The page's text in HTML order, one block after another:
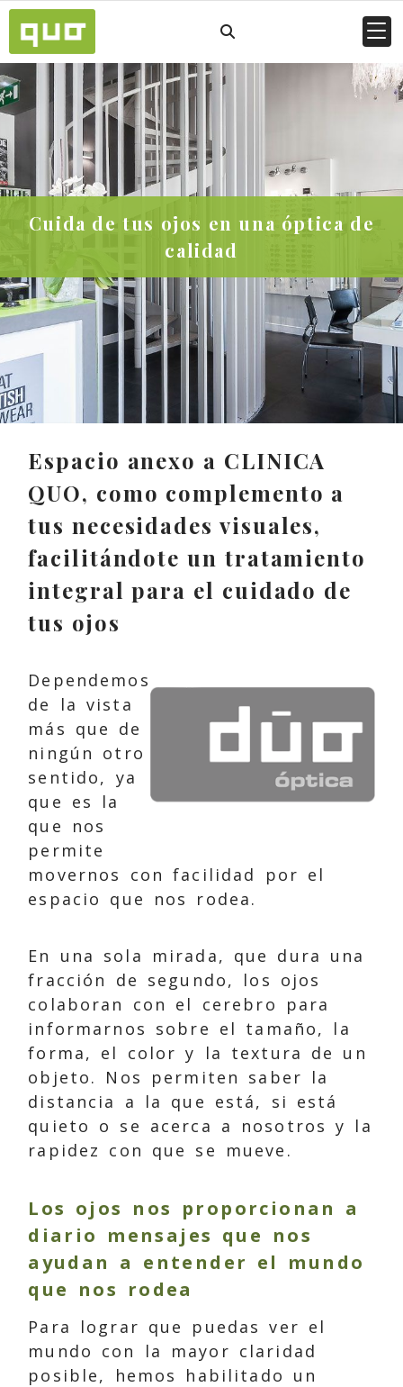
Cuida de tus ojos en una óptica de
calidad
Espacio anexo a CLINICA
QUO, como complemento a
tus necesidades visuales,
facilitándote un tratamiento
integral para el cuidado de
tus ojos
Dependemos
de la vista
más que de
ningún otro
sentido, ya
que es la
que nos
permite
movernos con facilidad por el
espacio que nos rodea.
En una sola mirada, que dura una
fracción de segundo, los ojos
colaboran con el cerebro para
informarnos sobre el tamaño, la
forma, el color y la textura de un
objeto. Nos permiten saber la
distancia a la que está, si está
quieto o se acerca a nosotros y la
rapidez con que se mueve.
Los ojos nos proporcionan a
diario mensajes que nos
ayudan a entender el mundo
que nos rodea
Para lograr que puedas ver el
mundo con la mayor claridad
posible, hemos habilitado un